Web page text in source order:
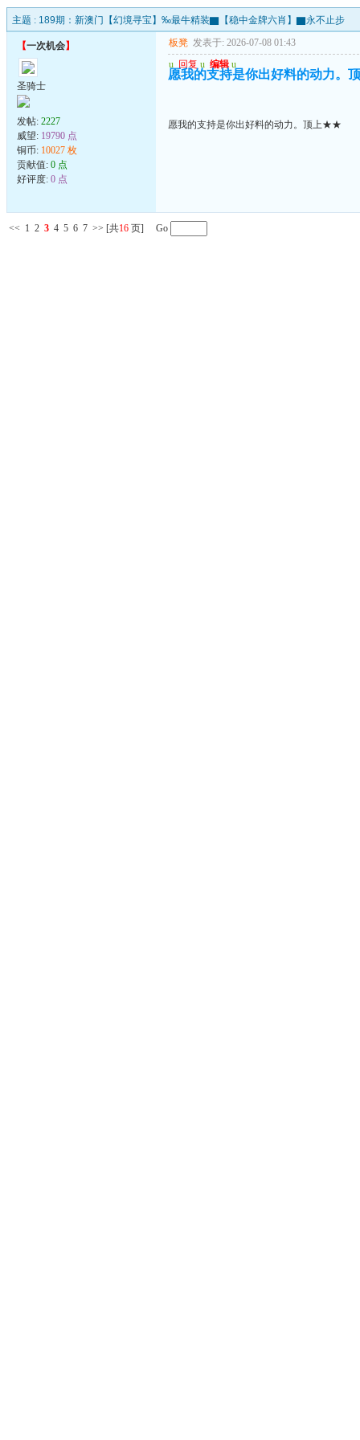
主题 : 189期：新澳门【幻境寻宝】‰最牛精装▇【稳中金牌六肖】▇永不止步
【一次机会】
圣骑士
发帖: 2227
威望: 19790 点
铜币: 10027 枚
贡献值: 0 点
好评度: 0 点
板凳 发表于: 2026-07-08 01:43
u 回复 u 编辑 u
愿我的支持是你出好料的动力
愿我的支持是你出好料的动力。顶上★★
<< 1 2 3 4 5 6 7 >> [共16 页] Go